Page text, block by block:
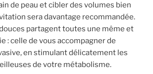
de peau et cibler des volumes bien
sera davantage recommandée.
partagent toutes une même et
: celle de vous accompagner de
en stimulant délicatement les
de votre métabolisme.